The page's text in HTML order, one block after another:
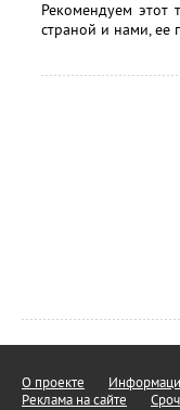
Рекомендуем этот
страной и нами, ее
О проекте
Реклама на сайте